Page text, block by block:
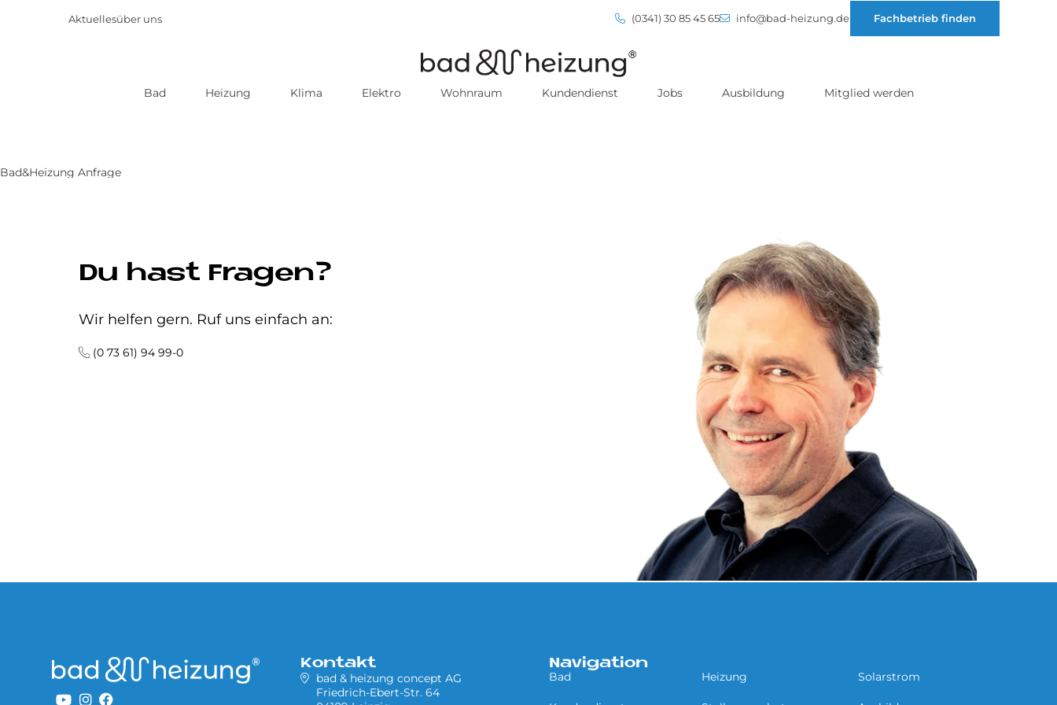
Aktuellesüber uns (0341) 30 85 45 65 info@bad-heizung.de Fachbetrieb finden
Bad Heizung Klima Elektro Wohnraum Kundendienst Jobs Ausbildung Mitglied werden
Bad&Heizung Anfrage
Du hast Fragen?
Wir helfen gern. Ruf uns einfach an:
(0 73 61) 94 99-0
Kontakt
bad & heizung concept AG
Friedrich-Ebert-Str. 64
Navigation
Bad Heizung Solarstrom